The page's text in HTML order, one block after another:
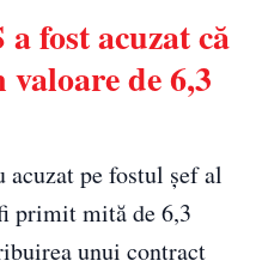
fost acuzat că
de 6,3
pe fostul șef al
primit mită de 6,3
unui contract